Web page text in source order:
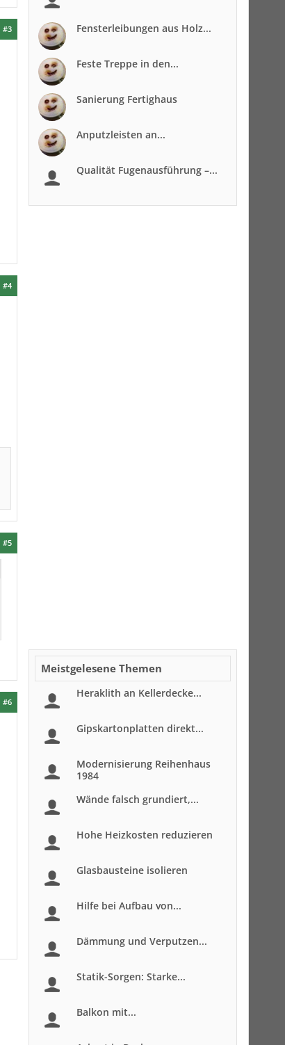
#3
#4
#5
#6
Fensterleibungen aus Holz...
Feste Treppe in den...
Sanierung Fertighaus
Anputzleisten an...
Qualität Fugenausführung –...
Meistgelesene Themen
Heraklith an Kellerdecke...
Gipskartonplatten direkt...
Modernisierung Reihenhaus
1984
Wände falsch grundiert,...
Hohe Heizkosten reduzieren
Glasbausteine isolieren
Hilfe bei Aufbau von...
Dämmung und Verputzen...
Statik-Sorgen: Starke...
Balkon mit...